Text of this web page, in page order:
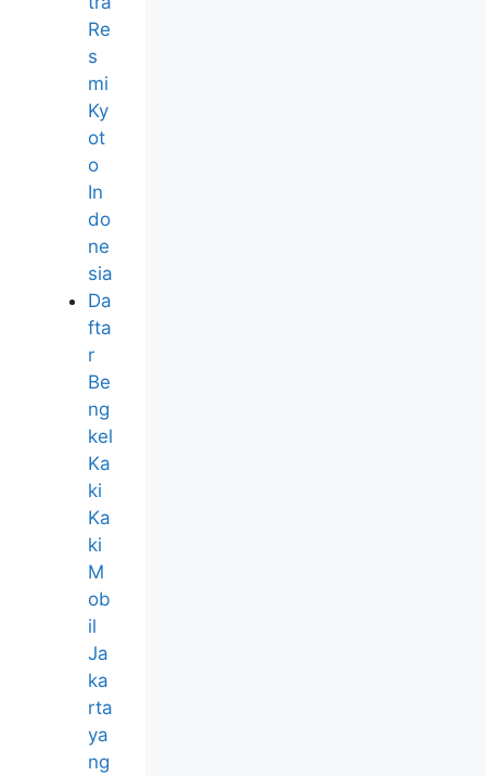
Re
s
mi
Ky
ot
o
In
do
ne
sia
Da
fta
r
Be
ng
kel
Ka
ki
Ka
ki
M
ob
il
Ja
ka
rta
ya
ng